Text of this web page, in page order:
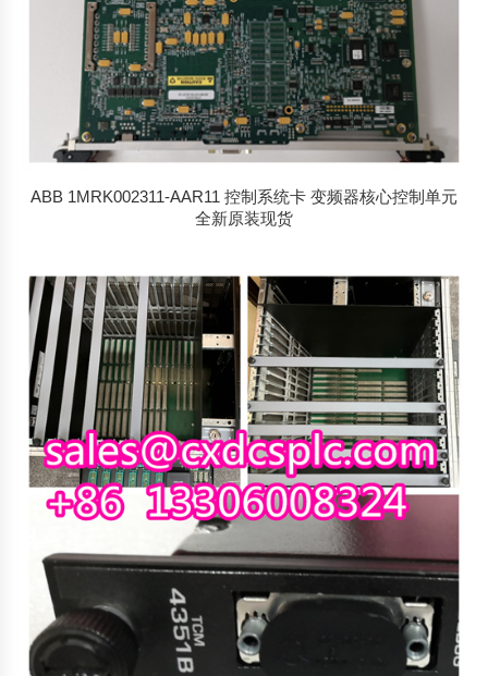
ABB 1MRK002311-AAR11 控制系统卡 变频器核心控制单元
全新原装现货